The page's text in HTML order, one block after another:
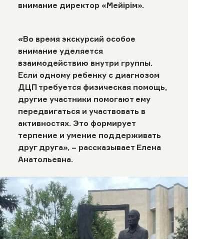
внимание директор «Мейірім».
«Во время экскурсий особое
внимание уделяется
взаимодействию внутри группы.
Если одному ребенку с диагнозом
ДЦП требуется физическая помощь,
другие участники помогают ему
передвигаться и участвовать в
активностях. Это формирует
терпение и умение поддерживать
друг друга», – рассказывает Елена
Анатольевна.